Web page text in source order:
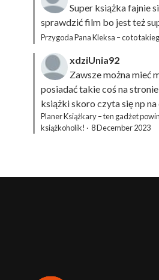
Super książka fajnie
sprawdzić film bo jest też
Przygoda Pana Kleksa – co to
xdziUnia92
Zawsze można mieć
posiadać takie coś na
książki skoro czyta się np
Planer Książkary – ten gadżet
książkoholik! · 8 December 2023